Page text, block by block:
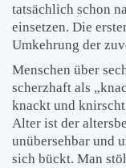
tatsächlich schon
einsetzen. Die
Umkehrung der
Menschen über
scherzhaft als
knackt und
Alter ist der
unübersehbar und
sich bückt. Man